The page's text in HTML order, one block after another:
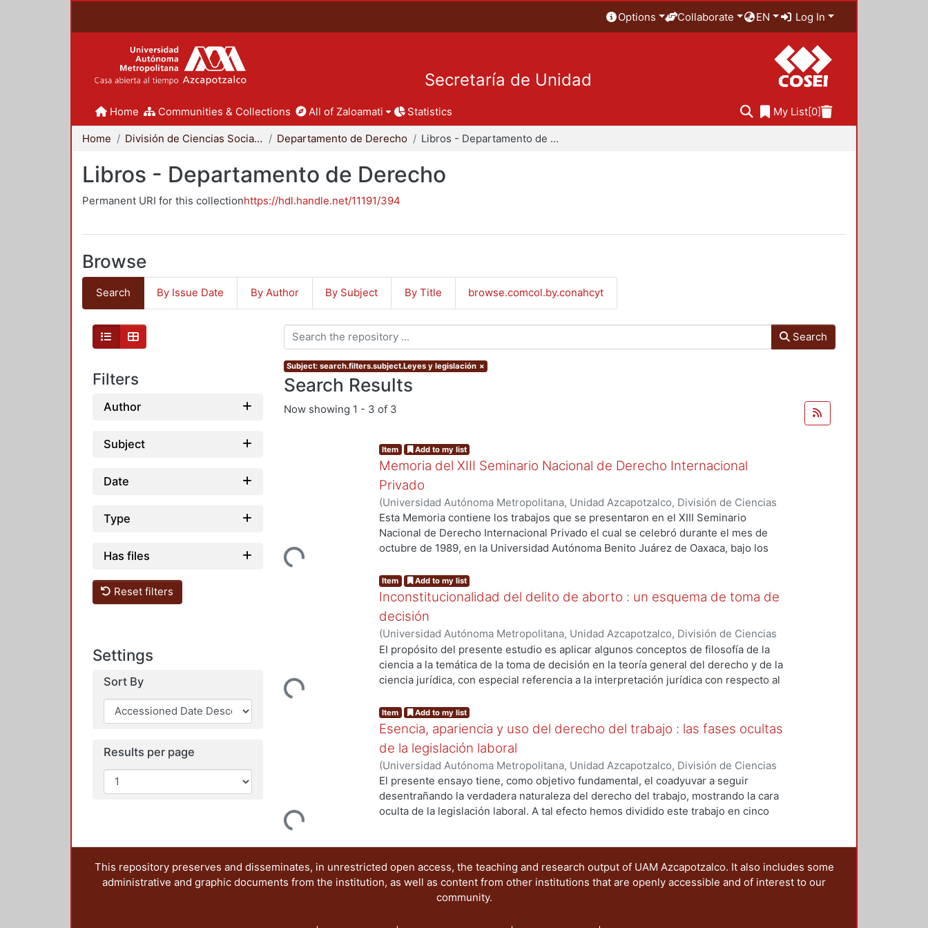
Options Collaborate EN Log In
Secretaría de Unidad
Home Communities & Collections All of Zaloamati Statistics My List[0]
Home División de Ciencias Sociales y Humanidades Departamento de Derecho Libros - Departamento de Derecho
Libros - Departamento de Derecho
Permanent URI for this collectionhttps://hdl.handle.net/11191/394
Browse
Search By Issue Date By Author By Subject By Title browse.comcol.by.conahcyt
Filters
Author
Subject
Date
Type
Has files
Reset filters
Settings
Sort By
Results per page
Search
Subject: search.filters.subject.Leyes y legislación ×
Search Results
Now showing 1 - 3 of 3
Loading...
Item Add to my list
Memoria del XIII Seminario Nacional de Derecho Internacional
Privado
(Universidad Autónoma Metropolitana, Unidad Azcapotzalco, División de Ciencias
Sociales y Humanidades, Departamento de Derecho,1992)Trigueras Gaisiman,
Laura, coordinadora; Seminario Nacional de Derecho Internacional Privado (13o. :
1989 : Oaxaca, México)
Esta Memoria contiene los trabajos que se presentaron en el XIII Seminario
Nacional de Derecho Internacional Privado el cual se celebró durante el mes de
octubre de 1989, en la Universidad Autónoma Benito Juárez de Oaxaca, bajo los
la Academia Mexicana de Derecho Internacional Privado. En estos trabajos se
analizan los temas de mayor actualidad en esta rama del derecho: las recientes
reformas a la legislación en materia de derecho internacional privado, los
problemas de su aplicación en los códigos civiles, de comercio y de
procedimientos civiles; las nuevas perspectivas en materia de protección
internacional de menores y de aseguramiento y cobro de pensiones alimenticias a
nivel internacional, los problemas jurídicos que se presentan en las relaciones
comerciales y de negocios con los Estados Unidos, las convenciones
transporte internacional de mercancías, tanto terrestre como marítimo, la
contratación internacional, la cooperación judicial internacional, etcétera.
Loading...
Item Add to my list
Inconstitucionalidad del delito de aborto : un esquema de toma de
decisión
(Universidad Autónoma Metropolitana, Unidad Azcapotzalco, División de Ciencias
Sociales y Humanidades, Departamento de Derecho ,1985)Pérez Carrillo, Agustín
EI propósito del presente estudio es aplicar algunos conceptos de filosofía de la
ciencia a la temática de la toma de decisión en la teoría general del derecho y de la
ciencia jurídica, con especial referencia a la interpretación jurídica con respecto al
certainty. Constitutional law
Loading...
Item Add to my list
Esencia, apariencia y uso del derecho del trabajo : las fases ocultas
de la legislación laboral
(Universidad Autónoma Metropolitana, Unidad Azcapotzalco, División de Ciencias
Sociales y Humanidades, Departamento de Derecho,1992)Loyzaga de la Cueva,
Octavio
El presente ensayo tiene, como objetivo fundamental, el coadyuvar a seguir
desentrañando la verdadera naturaleza del derecho del trabajo, mostrando la cara
oculta de la legislación laboral. A tal efecto hemos dividido este trabajo en cinco
del derecho colectivo del trabajo. El caso de México.
This repository preserves and disseminates, in unrestricted open access, the teaching and research output of UAM Azcapotzalco. It also includes some
administrative and graphic documents from the institution, as well as content from other institutions that are openly accessible and of interest to our
community.